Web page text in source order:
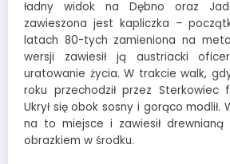
ładny widok na Dębno oraz
zawieszona jest kapliczka –
latach 80-tych zamieniona na
wersji zawiesił ją austriacki
uratowanie życia. W trakcie walk,
roku przechodził przez Sterkowiec
Ukrył się obok sosny i gorąco modlił.
na to miejsce i zawiesił drewnianą
obrazkiem w środku.